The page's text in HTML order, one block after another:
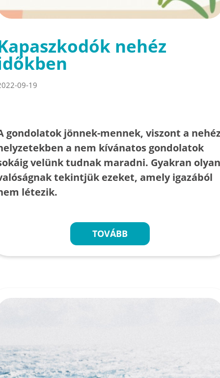
nehéz
09-19
gondolatok jönnek-mennek, viszont a
a nem kívánatos gondolatok
velünk tudnak maradni. Gyakran olyan
tekintjük ezeket, amely igazából
létezik.
TOVÁBB